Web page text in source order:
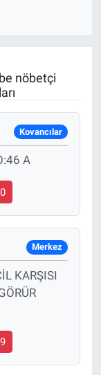
nöbetçi
Kovancılar
A
Merkez
KARŞISI